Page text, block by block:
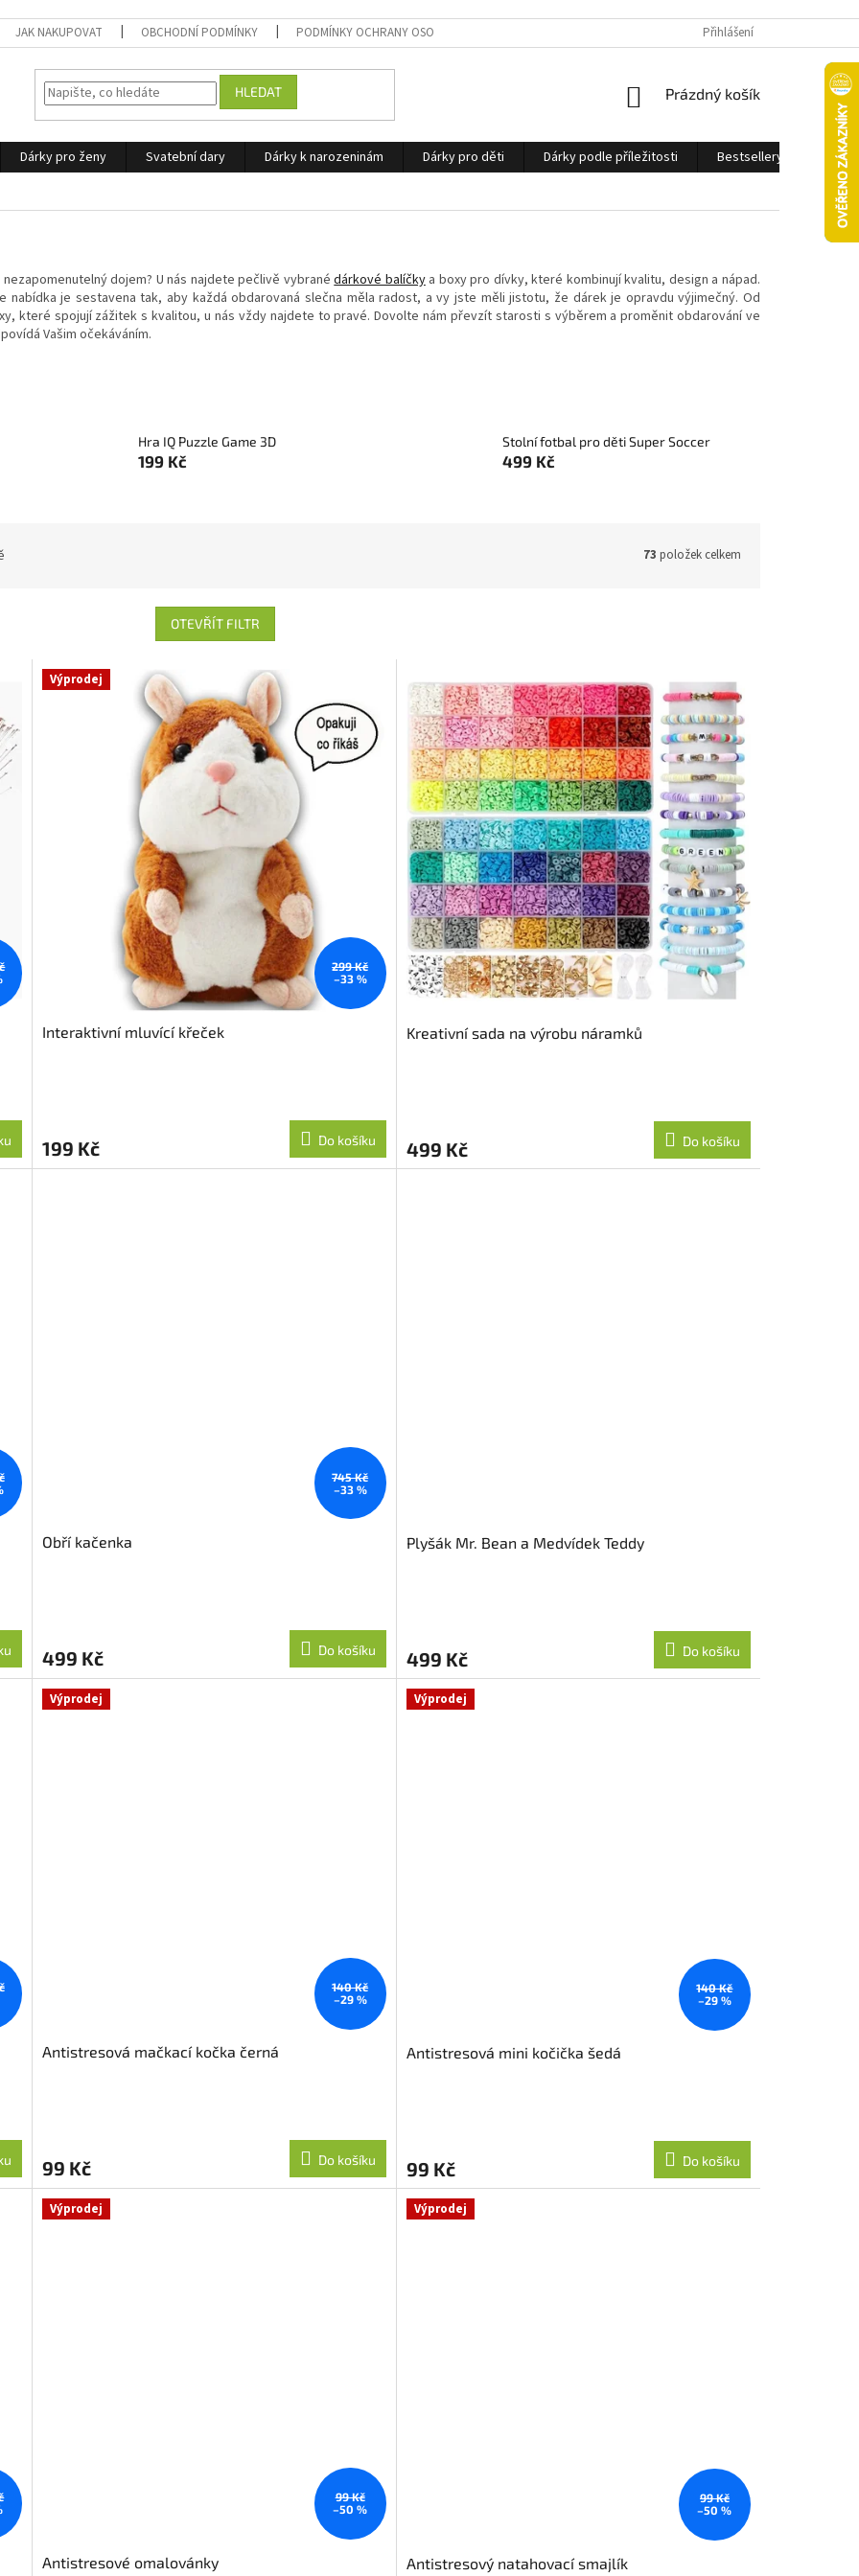
JAK NAKUPOVAT OBCHODNÍ PODMÍNKY PODMÍNKY OCHRANY OSOBNÍCH ÚDAJŮ Přihlášení
HLEDAT
NÁKUPNÍ
Prázdný košík
Dárky pro ženy Svatební dary Dárky k narozeninám Dárky pro děti Dárky podle příležitosti Bestsellery
dojem? U nás najdete pečlivě vybranédárkové balíčkya boxy pro dívky, které kombinují kvalitu, design a nápad.
je sestavena tak, aby každá obdarovaná slečna měla radost, a vy jste měli jistotu, že dárek je opravdu výjimečný. Od
které spojují zážitek s kvalitou, u nás vždy najdete to pravé. Dovolte nám převzít starosti s výběrem a proměnit obdarování ve
Vašim očekáváním.
Hra IQ Puzzle Game 3D
199 Kč
Stolní fotbal pro děti Super Soccer
499 Kč
73 položek celkem
OTEVŘÍT FILTR
Výprodej
299 Kč
–33 %
Interaktivní mluvící křeček
199 Kč Do košíku
Kreativní sada na výrobu náramků
499 Kč Do košíku
745 Kč
–33 %
Obří kačenka
499 Kč Do košíku
Plyšák Mr. Bean a Medvídek Teddy
499 Kč Do košíku
Výprodej
140 Kč
–29 %
Antistresová mačkací kočka černá
99 Kč Do košíku
Výprodej
140 Kč
–29 %
Antistresová mini kočička šedá
99 Kč Do košíku
Výprodej
99 Kč
–50 %
Antistresové omalovánky
Výprodej
99 Kč
–50 %
Antistresový natahovací smajlík